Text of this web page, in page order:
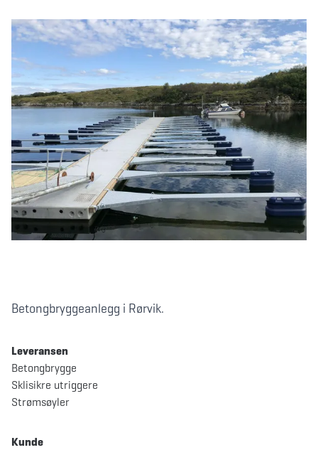
Betongbryggeanlegg i Rørvik.
Leveransen
Betongbrygge
Sklisikre utriggere
Strømsøyler
Kunde